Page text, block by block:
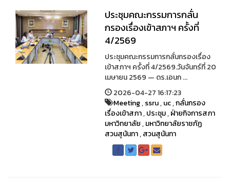
ประชุมคณะกรรมการกลั่น
กรองเรื่องเข้าสภาฯ ครั้งที่
4/2569
ประชุมคณะกรรมการกลั่นกรองเรื่อง
เข้าสภาฯ ครั้งที่ 4/2569.วันจันทร์ที่ 20
เมษายน 2569 — ดร.เอนก ...
2026-04-27 16:17:23
Meeting,ssru,uc,กลั่นกรอง
เรื่องเข้าสภา,ประชุม,ฝ่ายกิจการสภา
มหาวิทยาลัย,มหาวิทยาลัยราชภัฏ
สวนสุนันทา,สวนสุนันทา